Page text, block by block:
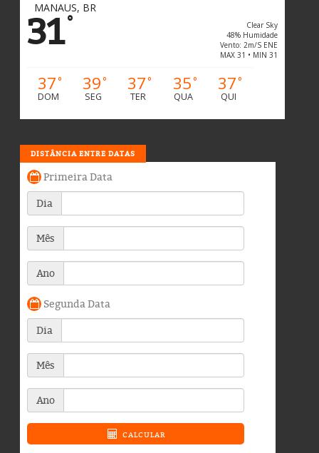
MANAUS, BR
31°
Clear Sky
48% Humidade
Vento: 2m/s ENE
MAX 31 • MIN 31
37°
DOM
39°
SEG
37°
TER
35°
QUA
37°
QUI
DISTÂNCIA ENTRE DATAS